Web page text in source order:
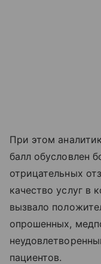
При этом
балл обусловлен
отрицательных
качество услуг в
вызвало
опрошенных,
пациентов.